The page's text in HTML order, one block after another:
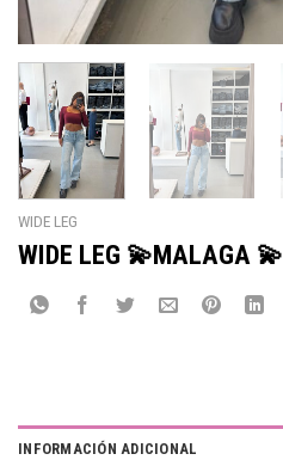
WIDE LEG
WIDE LEG 💫MALAGA 💫
INFORMACIÓN ADICIONAL